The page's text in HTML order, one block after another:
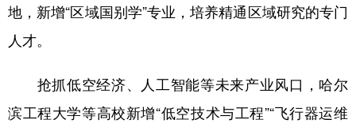
四川 贵州 云南 西藏
新疆 内蒙古 黑龙江
地，新增“区域国别学”专业，培养精通区域研究的专门
人才。
抢抓低空经济、人工智能等未来产业风口，哈尔
滨工程大学等高校新增“低空技术与工程”“飞行器运维